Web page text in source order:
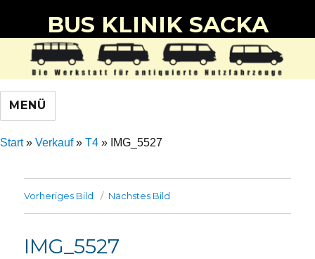
BUS KLINIK SACKA
MENÜ
Start» Verkauf» T4 » IMG_5527
Vorheriges Bild Nächstes Bild
IMG_5527